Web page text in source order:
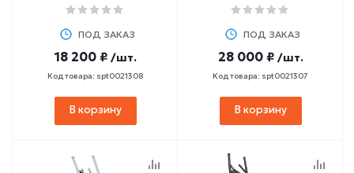
ПОД ЗАКАЗ
18 200 ₽ /шт.
Код товара: spt0021308
В корзину
ПОД ЗАКАЗ
28 000 ₽ /шт.
Код товара: spt0021307
В корзину